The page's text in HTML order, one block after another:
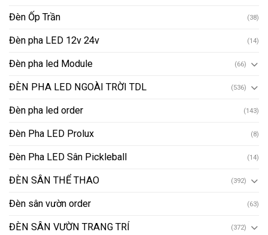
Đèn Ốp Trần (38)
Đèn pha LED 12v 24v (14)
Đèn pha led Module (66)
ĐÈN PHA LED NGOÀI TRỜI TDL (536)
Đèn pha led order (143)
Đèn Pha LED Prolux (8)
Đèn Pha LED Sân Pickleball (14)
ĐÈN SÂN THỂ THAO (392)
Đèn sân vườn order (63)
ĐÈN SÂN VƯỜN TRANG TRÍ (372)